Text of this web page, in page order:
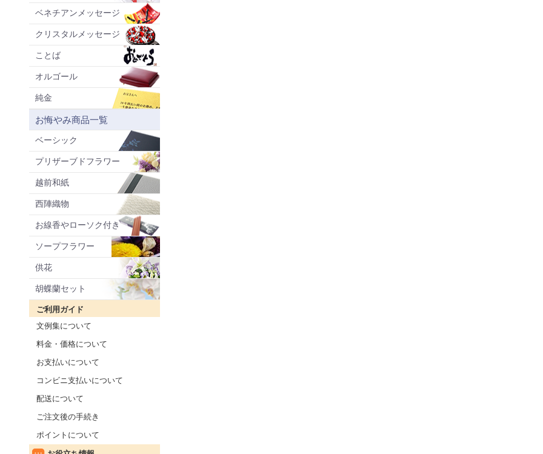
ベネチアンメッセージ
クリスタルメッセージ
ことば
オルゴール
純金
お悔やみ商品一覧
ベーシック
プリザーブドフラワー
越前和紙
西陣織物
お線香やローソク付き
ソープフラワー
供花
胡蝶蘭セット
ご利用ガイド
文例集について
料金・価格について
お支払いについて
コンビニ支払いについて
配送について
ご注文後の手続き
ポイントについて